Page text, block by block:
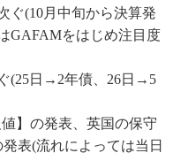
ぐ(10月中旬から決算発
GAFAMをはじめ注目度
(25日→2年債、26日→5
】の発表、英国の保守
表(流れによっては当日